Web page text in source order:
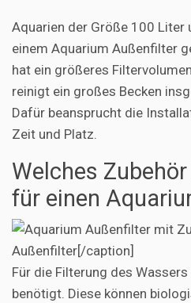
Aquarien der Größe 100
einem Aquarium Außenfilter
hat ein größeres
reinigt ein großes Becken
Dafür beansprucht die
Zeit und Platz.
Welches
für einen
Außenfilter[/caption]
Für die Filterung des
benötigt. Diese können